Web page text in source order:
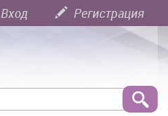
Вход Регистрация